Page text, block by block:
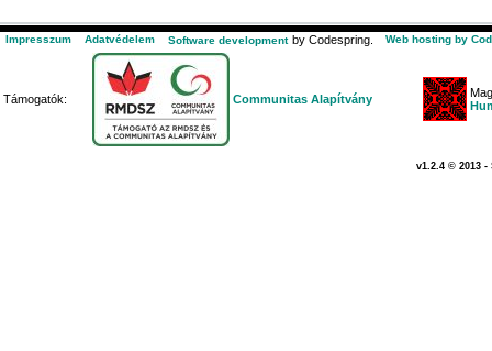
Impresszum Adatvédelem Software development by Codespring. Web hosting by
Támogatók: Communitas Alapítvány
v1.2.4 © 2013